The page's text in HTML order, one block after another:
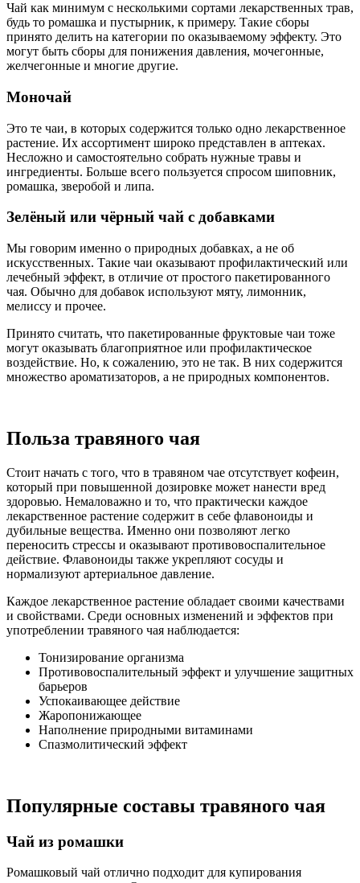
Чай как минимум с несколькими сортами лекарственных трав,
будь то ромашка и пустырник, к примеру. Такие сборы
принято делить на категории по оказываемому эффекту. Это
могут быть сборы для понижения давления, мочегонные,
желчегонные и многие другие.
Моночай
Это те чаи, в которых содержится только одно лекарственное
растение. Их ассортимент широко представлен в аптеках.
Несложно и самостоятельно собрать нужные травы и
ингредиенты. Больше всего пользуется спросом шиповник,
ромашка, зверобой и липа.
Зелёный или чёрный чай с добавками
Мы говорим именно о природных добавках, а не об
искусственных. Такие чаи оказывают профилактический или
лечебный эффект, в отличие от простого пакетированного
чая. Обычно для добавок используют мяту, лимонник,
мелиссу и прочее.
Принято считать, что пакетированные фруктовые чаи тоже
могут оказывать благоприятное или профилактическое
воздействие. Но, к сожалению, это не так. В них содержится
множество ароматизаторов, а не природных компонентов.
Польза травяного чая
Стоит начать с того, что в травяном чае отсутствует кофеин,
который при повышенной дозировке может нанести вред
здоровью. Немаловажно и то, что практически каждое
лекарственное растение содержит в себе флавоноиды и
дубильные вещества. Именно они позволяют легко
переносить стрессы и оказывают противовоспалительное
действие. Флавоноиды также укрепляют сосуды и
нормализуют артериальное давление.
Каждое лекарственное растение обладает своими качествами
и свойствами. Среди основных изменений и эффектов при
употреблении травяного чая наблюдается:
Тонизирование организма
Противовоспалительный эффект и улучшение защитных
барьеров
Успокаивающее действие
Жаропонижающее
Наполнение природными витаминами
Спазмолитический эффект
Популярные составы травяного чая
Чай из ромашки
Ромашковый чай отлично подходит для купирования